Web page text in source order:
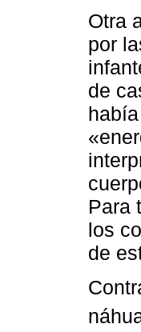
Otra
por
de
Para
los
de